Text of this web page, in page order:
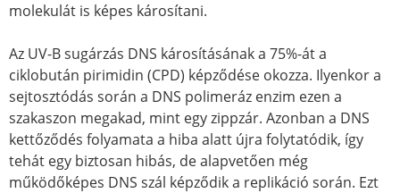
molekulát is képes károsítani.
Az UV-B sugárzás DNS károsításának a 75%-át a
ciklobután pirimidin (CPD) képződése okozza. Ilyenkor a
sejtosztódás során a DNS polimeráz enzim ezen a
szakaszon megakad, mint egy zippzár. Azonban a DNS
kettőződés folyamata a hiba alatt újra folytatódik, így
tehát egy biztosan hibás, de alapvetően még
működőképes DNS szál képződik a replikáció során. Ezt